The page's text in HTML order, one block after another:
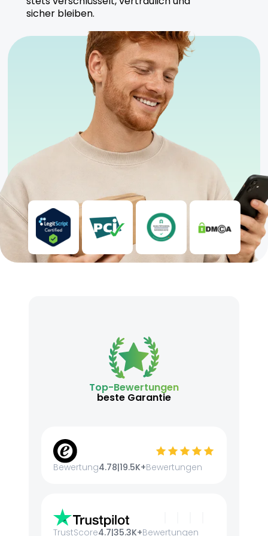
Qualitätskontrollen her, um eine gleichbleibende
und sichere Qualität zu gewährleisten. Der Fokus
liegt auf nachhaltigem Anbau und der Einhaltung
medizinischer Standards.
Sicherheitshinweise
Kühl und trocken lagern, fern von direkter
Sonneneinstrahlung
Aufgrund des hohen THC-Gehalts nur für
erfahrene Anwender geeignet
sicher bleiben.
Top-Bewertungen
beste Garantie
Bewertung4.78|19.5K+Bewertungen
TrustScore4.7|35.3K+Bewertungen